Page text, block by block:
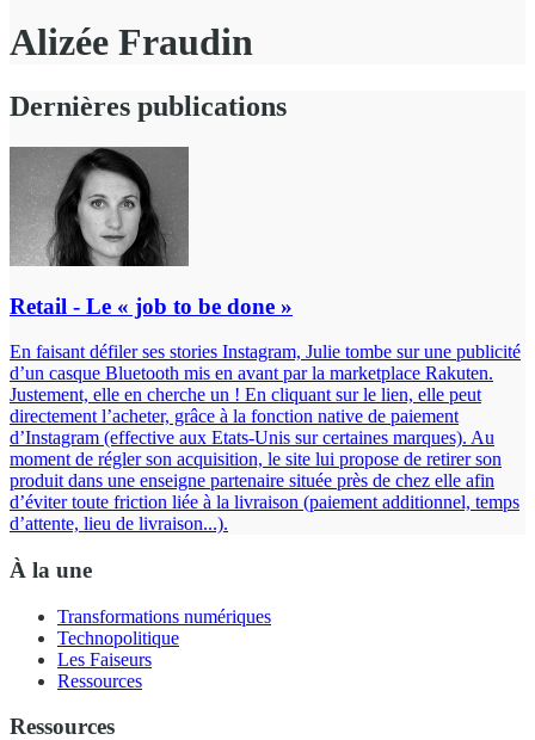
Alizée Fraudin
Dernières publications
Retail - Le « job to be done »
En faisant défiler ses stories Instagram, Julie tombe sur une publicité
d’un casque Bluetooth mis en avant par la marketplace Rakuten.
Justement, elle en cherche un ! En cliquant sur le lien, elle peut
directement l’acheter, grâce à la fonction native de paiement
d’Instagram (effective aux Etats-Unis sur certaines marques). Au
moment de régler son acquisition, le site lui propose de retirer son
produit dans une enseigne partenaire située près de chez elle afin
d’éviter toute friction liée à la livraison (paiement additionnel, temps
d’attente, lieu de livraison...).
À la une
Transformations numériques
Technopolitique
Les Faiseurs
Ressources
Ressources